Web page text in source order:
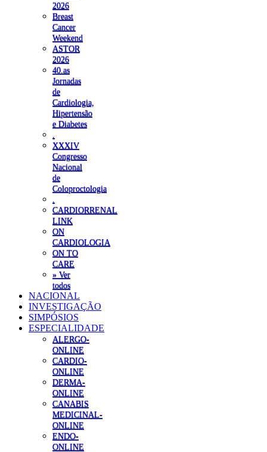
2026
Breast
Cancer
Weekend
ASTOR
2026
40.as
Jornadas
de
Cardiologia,
Hipertensão
e Diabetes
XXXIV
Congresso
Nacional
de
Coloproctologia
CARDIORRENAL
LINK
ON
CARDIOLOGIA
ON TO
CARE
» Ver
todos
NACIONAL
INVESTIGAÇÃO
SIMPÓSIOS
ESPECIALIDADE
ALERGO-
ONLINE
CARDIO-
ONLINE
DERMA-
ONLINE
CANABIS
MEDICINAL-
ONLINE
ENDO-
ONLINE